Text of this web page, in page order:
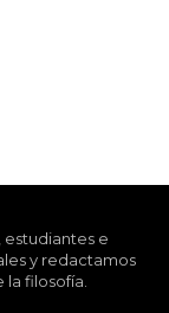
e
y redactamos
la filosofía.